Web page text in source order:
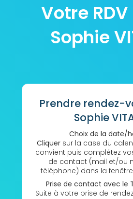
Votre
Sophie
Prendre rendez-
Sophie
Choix de la date/
Cliquersur la case du
convient puis complétez
de contact (mail et/ou
téléphone) dans la fenêtre
Prise de contact avec le
Suite à votre prise de